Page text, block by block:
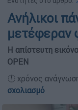
Ανήλικοι
μετέφεραν
Η απίστευτη
OPEN
🕛 χρόνος
σχολιασμό